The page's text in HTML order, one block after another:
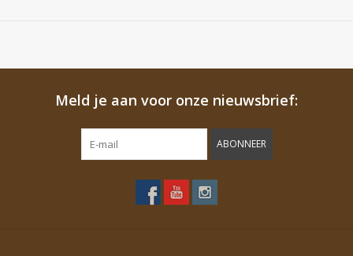
Mocht u de doosjes opgezet willen hebben (bodem en/of
deksel) is dat ook mogelijk, vraag ons naar de mogelijkheden,
levertijden en prijzen.
De kleur van het product op uw scherm kan afwijken
Meld je aan voor onze nieuwsbrief:
ABONNEER